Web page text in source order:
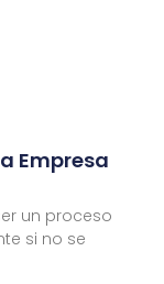
Empresa
un proceso
si no se